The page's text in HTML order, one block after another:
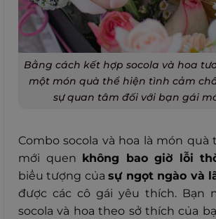
Bằng cách kết hợp socola và hoa
một món quà thể hiện tình cảm
sự quan tâm đối với bạn gái
Combo socola và hoa là món quà
mới quen
không bao giờ lỗi
biểu tượng củasự ngọt ngào và
được các cô gái yêu thích. Bạn
socola và hoa theo sở thích của